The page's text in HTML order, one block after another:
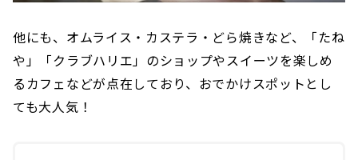
他にも、オムライス・カステラ・どら焼きなど、「たね
や」「クラブハリエ」のショップやスイーツを楽しめ
るカフェなどが点在しており、おでかけスポットとし
ても大人気！